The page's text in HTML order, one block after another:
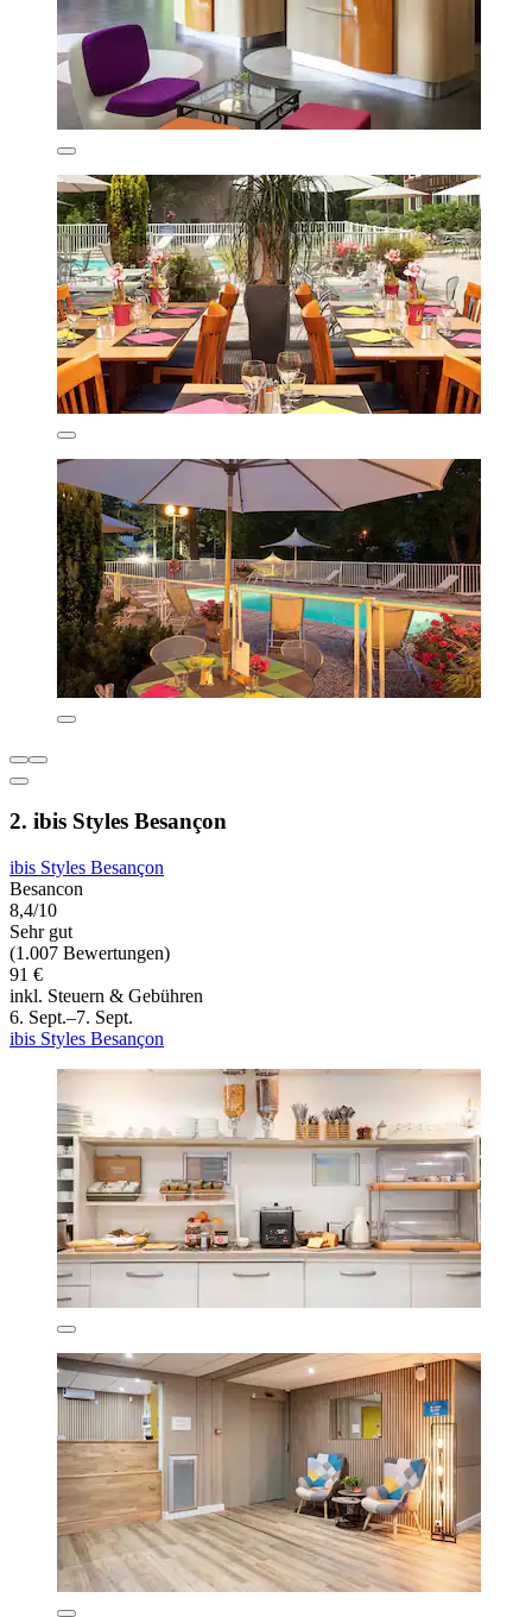
2. ibis Styles Besançon
ibis Styles Besançon
Besancon
8,4/10
Sehr gut
(1.007 Bewertungen)
91 €
inkl. Steuern & Gebühren
6. Sept.–7. Sept.
ibis Styles Besançon